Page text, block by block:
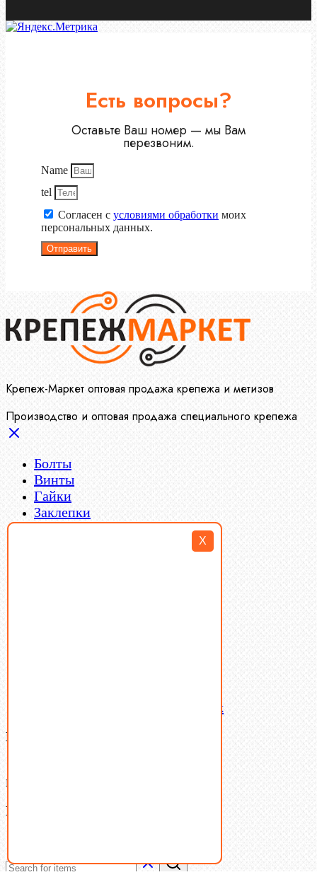
X
Есть вопросы?
Оставьте Ваш номер — мы Вам
перезвоним.
Name
tel
Согласен с условиями обработки моих
персональных данных.
Отправить
Крепеж-Маркет оптовая продажа крепежа и метизов
Производство и оптовая продажа специального крепежа
Болты
Винты
Гайки
Заклепки
Пресс-масленки
Латунный и бронзовый крепеж
Ваша корзина
В корзине нет товаров.
Поиск